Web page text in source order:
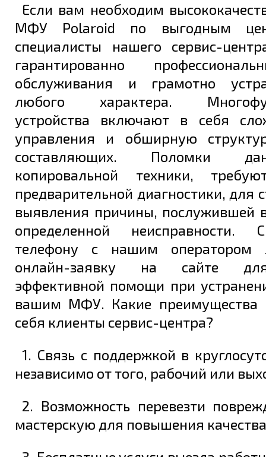
Если вам необходим
МФУ Polaroid по выгодным
специалисты нашего сервис-
гарантированно
обслуживания и грамотно
любого характера.
устройства включают в себя
управления и обширную
составляющих. Поломки
копировальной техники,
предварительной диагностики, для
выявления причины, послужившей
определенной неисправности.
телефону с нашим оператором
онлайн-заявку на сайте
эффективной помощи при
вашим МФУ. Какие преимущества
себя клиенты сервис-центра?
1. Связь с поддержкой в
независимо от того, рабочий или
2. Возможность перевезти
мастерскую для повышения